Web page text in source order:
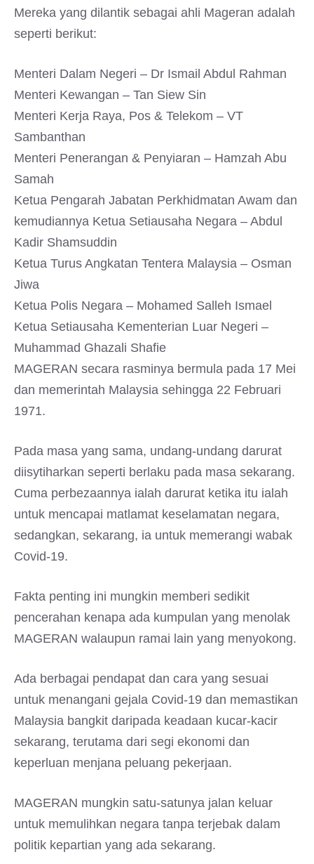
Mereka yang dilantik sebagai ahli Mageran adalah
seperti berikut:
Menteri Dalam Negeri – Dr Ismail Abdul Rahman
Menteri Kewangan – Tan Siew Sin
Menteri Kerja Raya, Pos & Telekom – VT
Sambanthan
Menteri Penerangan & Penyiaran – Hamzah Abu
Samah
Ketua Pengarah Jabatan Perkhidmatan Awam dan
kemudiannya Ketua Setiausaha Negara – Abdul
Kadir Shamsuddin
Ketua Turus Angkatan Tentera Malaysia – Osman
Jiwa
Ketua Polis Negara – Mohamed Salleh Ismael
Ketua Setiausaha Kementerian Luar Negeri –
Muhammad Ghazali Shafie
MAGERAN secara rasminya bermula pada 17 Mei
dan memerintah Malaysia sehingga 22 Februari
1971.
Pada masa yang sama, undang-undang darurat
diisytiharkan seperti berlaku pada masa sekarang.
Cuma perbezaannya ialah darurat ketika itu ialah
untuk mencapai matlamat keselamatan negara,
sedangkan, sekarang, ia untuk memerangi wabak
Covid-19.
Fakta penting ini mungkin memberi sedikit
pencerahan kenapa ada kumpulan yang menolak
MAGERAN walaupun ramai lain yang menyokong.
Ada berbagai pendapat dan cara yang sesuai
untuk menangani gejala Covid-19 dan memastikan
Malaysia bangkit daripada keadaan kucar-kacir
sekarang, terutama dari segi ekonomi dan
keperluan menjana peluang pekerjaan.
MAGERAN mungkin satu-satunya jalan keluar
untuk memulihkan negara tanpa terjebak dalam
politik kepartian yang ada sekarang.